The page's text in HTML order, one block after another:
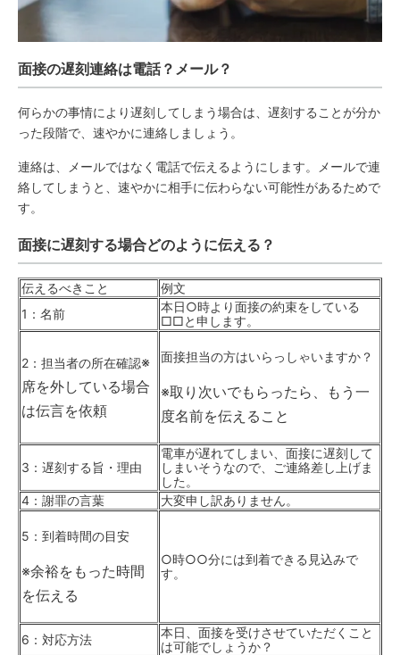
面接の遅刻連絡は電話？メール？
何らかの事情により遅刻してしまう場合は、遅刻することが分か
った段階で、速やかに連絡しましょう。
連絡は、メールではなく電話で伝えるようにします。メールで連
絡してしまうと、速やかに相手に伝わらない可能性があるためで
す。
面接に遅刻する場合どのように伝える？
伝えるべきこと
例文
1：名前
本日○時より面接の約束をしている
□□と申します。
2：担当者の所在確認※
席を外している場合
は伝言を依頼
面接担当の方はいらっしゃいますか？
※取り次いでもらったら、もう一
度名前を伝えること
3：遅刻する旨・理由
電車が遅れてしまい、面接に遅刻して
しまいそうなので、ご連絡差し上げま
した。
4：謝罪の言葉
大変申し訳ありません。
5：到着時間の目安
※余裕をもった時間
を伝える
○時○○分には到着できる見込みで
す。
6：対応方法
本日、面接を受けさせていただくこと
は可能でしょうか？